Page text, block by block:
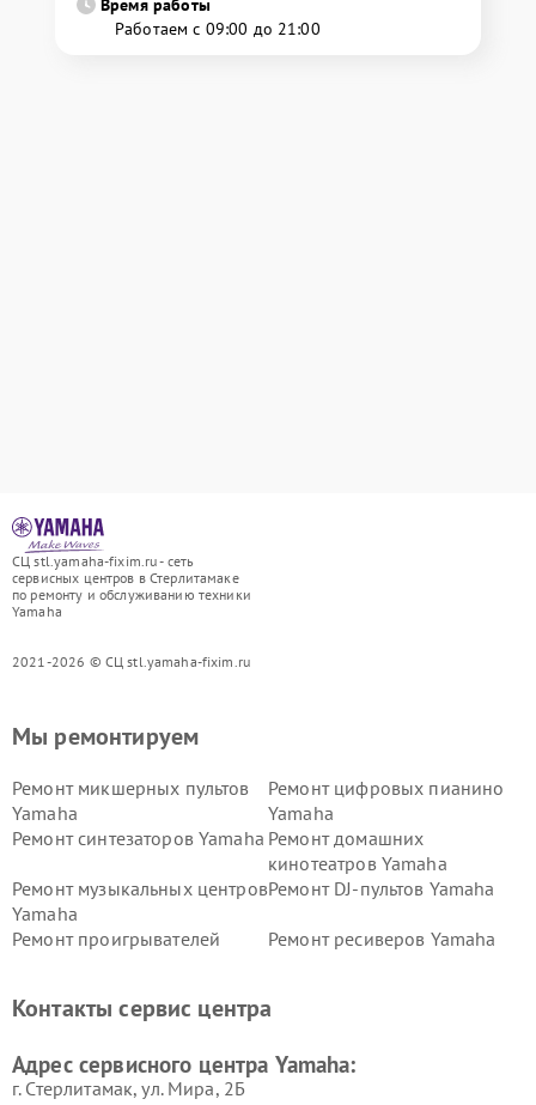
Время работы
Работаем с 09:00 до 21:00
СЦ stl.yamaha-fixim.ru - сеть
сервисных центров в Стерлитамаке
по ремонту и обслуживанию техники
Yamaha
2021-2026 © СЦ stl.yamaha-fixim.ru
Мы ремонтируем
Ремонт микшерных пультов
Yamaha
Ремонт цифровых пианино
Yamaha
Ремонт синтезаторов Yamaha Ремонт домашних
кинотеатров Yamaha
Ремонт музыкальных центров
Yamaha
Ремонт DJ-пультов Yamaha
Ремонт проигрывателей
Ремонт ресиверов Yamaha
Yamaha
Yamaha
Контакты сервис центра
Адрес сервисного центра Yamaha:
г. Стерлитамак, ул. Мира, 2Б